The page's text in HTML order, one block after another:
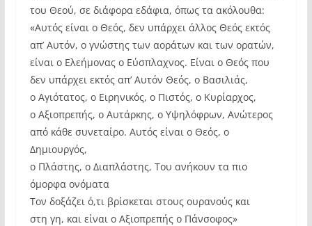
του Θεού, σε διάφορα εδάφια, όπως τα ακόλουθα:
«Αυτός είναι ο Θεός, δεν υπάρχει άλλος Θεός εκτός
απ’ Αυτόν, ο γνώστης των αοράτων και των ορατών,
είναι ο Ελεήμονας ο Εύσπλαχνος. Είναι ο Θεός που
δεν υπάρχει εκτός απ’ Αυτόν Θεός, ο Βασιλιάς,
ο Αγιότατος, ο Ειρηνικός, ο Πιστός, ο Κυρίαρχος,
ο Αξιοπρεπής, ο Αυτάρκης, ο Υψηλόφρων, Ανώτερος
από κάθε συνεταίρο. Αυτός είναι ο Θεός, ο
Δημιουργός,
ο Πλάστης, ο Διαπλάστης, Του ανήκουν τα πιο
όμορφα ονόματα
Τον δοξάζει ό,τι βρίσκεται στους ουρανούς και
στη γη, και είναι ο Αξιοπρεπής ο Πάνσοφος»